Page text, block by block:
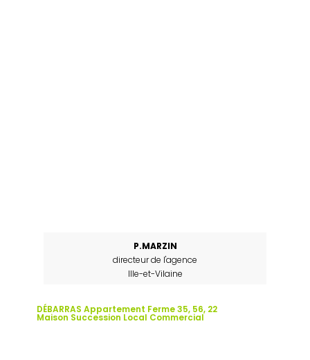
P.MARZIN
directeur de l'agence
Ille-et-Vilaine
DÉBARRAS Appartement Ferme 35, 56, 22
Maison Succession Local Commercial